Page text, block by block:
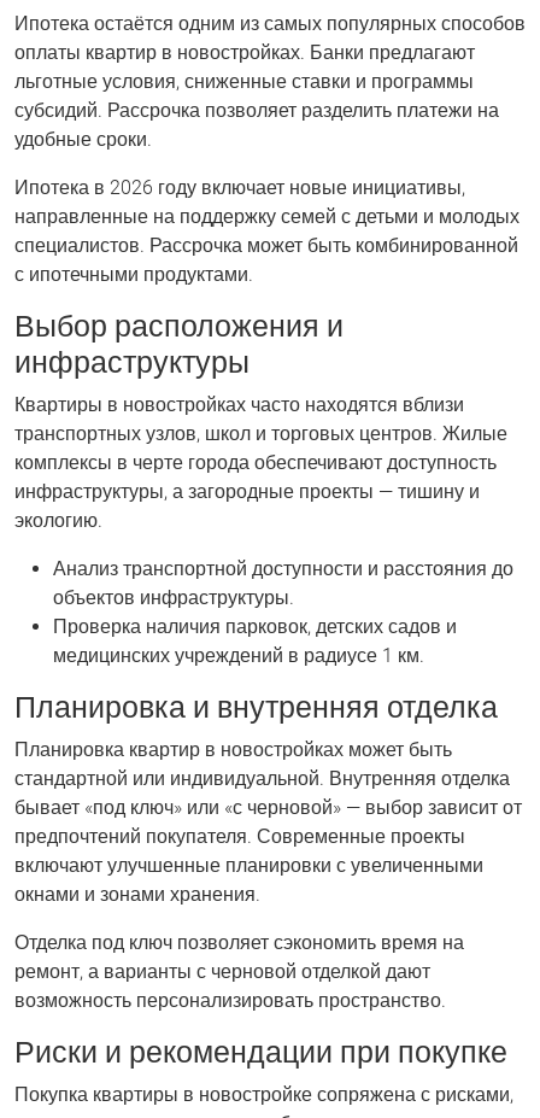
Ипотека остаётся одним из самых популярных способов
оплаты квартир в новостройках. Банки предлагают
льготные условия, сниженные ставки и программы
субсидий. Рассрочка позволяет разделить платежи на
удобные сроки.
Ипотека в 2026 году включает новые инициативы,
направленные на поддержку семей с детьми и молодых
специалистов. Рассрочка может быть комбинированной
с ипотечными продуктами.
Выбор расположения и
инфраструктуры
Квартиры в новостройках часто находятся вблизи
транспортных узлов, школ и торговых центров. Жилые
комплексы в черте города обеспечивают доступность
инфраструктуры, а загородные проекты — тишину и
экологию.
Анализ транспортной доступности и расстояния до
объектов инфраструктуры.
Проверка наличия парковок, детских садов и
медицинских учреждений в радиусе 1 км.
Планировка и внутренняя отделка
Планировка квартир в новостройках может быть
стандартной или индивидуальной. Внутренняя отделка
бывает «под ключ» или «с черновой» — выбор зависит от
предпочтений покупателя. Современные проекты
включают улучшенные планировки с увеличенными
окнами и зонами хранения.
Отделка под ключ позволяет сэкономить время на
ремонт, а варианты с черновой отделкой дают
возможность персонализировать пространство.
Риски и рекомендации при покупке
Покупка квартиры в новостройке сопряжена с рисками,